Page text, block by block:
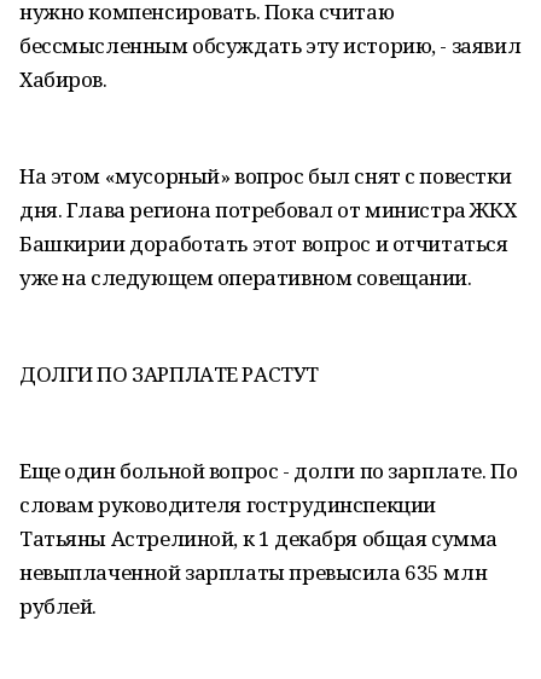
нужно компенсировать. Пока считаю
бессмысленным обсуждать эту историю, - заявил
Хабиров.
На этом «мусорный» вопрос был снят с повестки
дня. Глава региона потребовал от министра ЖКХ
Башкирии доработать этот вопрос и отчитаться
уже на следующем оперативном совещании.
ДОЛГИ ПО ЗАРПЛАТЕ РАСТУТ
Еще один больной вопрос - долги по зарплате. По
словам руководителя гострудинспекции
Татьяны Астрелиной, к 1 декабря общая сумма
невыплаченной зарплаты превысила 635 млн
рублей.